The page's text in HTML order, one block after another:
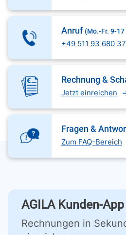
Anruf (Mo.-Fr. 9-17
+49 511 93 680
Rechnung &
Jetzt einreichen
Fragen &
Zum FAQ-Bereich
AGILA Kunden-App
Rechnungen in